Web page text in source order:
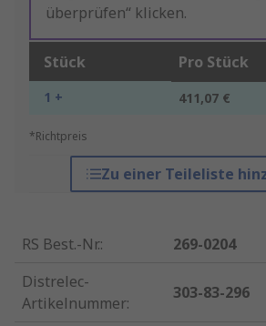
überprüfen“ klicken.
Stück Pro Stück
1 + 411,07 €
*Richtpreis
Zu einer Teileliste
RS Best.-Nr.:
269-0204
Distrelec-
Artikelnummer:
303-83-296